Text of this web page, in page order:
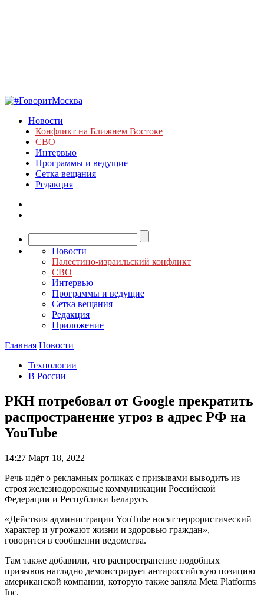
Новости
Конфликт на Ближнем Востоке
СВО
Интервью
Программы и ведущие
Сетка вещания
Редакция
Новости
Палестино-израильский конфликт
СВО
Интервью
Программы и ведущие
Сетка вещания
Редакция
Приложение
Главная Новости
Технологии
В России
РКН потребовал от Google прекратить
распространение угроз в адрес РФ на
YouTube
14:27 Март 18, 2022
Речь идёт о рекламных роликах с призывами выводить из
строя железнодорожные коммуникации Российской
Федерации и Республики Беларусь.
«Действия администрации YouTube носят террористический
характер и угрожают жизни и здоровью граждан», —
говорится в сообщении ведомства.
Там также добавили, что распространение подобных
призывов наглядно демонстрирует антироссийскую позицию
американской компании, которую также заняла Meta Platforms
Inc.